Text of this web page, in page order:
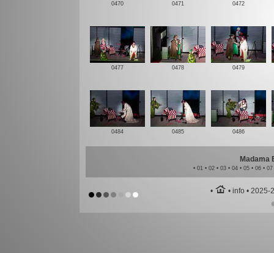
0470 0471 0472
0477 0478 0479
0484 0485 0486
Madama
• 01 • 02 • 03 • 04 • 05 • 06 • 07
• h • info • 2025-